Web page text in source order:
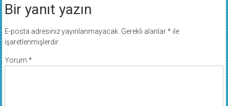
Bir yanıt yazın
E-posta adresiniz yayınlanmayacak. Gerekli alanlar*ile
işaretlenmişlerdir
Yorum *